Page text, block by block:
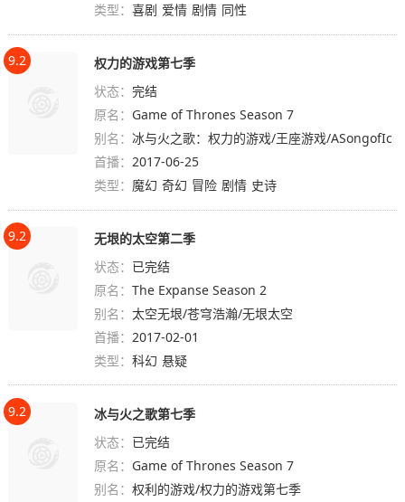
类型：喜剧 爱情 剧情 同性
9.2
权力的游戏第七季
状态：完结
原名： Game of Thrones Season 7
别名：冰与火之歌：权力的游戏/王座游戏/ASongofIc
eandFire:GameofThrones
首播：2017-06-25
类型： 魔幻 奇幻 冒险 剧情 史诗
9.2
无垠的太空第二季
状态： 已完结
原名：The Expanse Season 2
别名：太空无垠/苍穹浩瀚/无垠太空
首播：2017-02-01
类型：科幻 悬疑
9.2
冰与火之歌第七季
状态： 已完结
原名： Game of Thrones Season 7
别名：权利的游戏/权力的游戏第七季